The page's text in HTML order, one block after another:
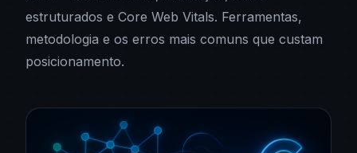
estruturados e Core Web Vitals. Ferramentas,
metodologia e os erros mais comuns que custam
posicionamento.